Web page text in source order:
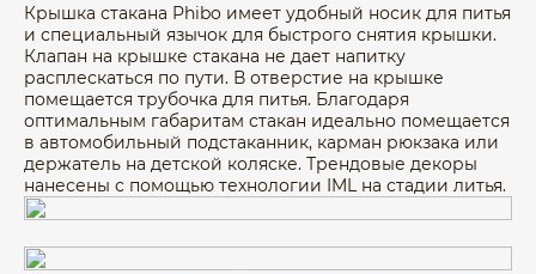
Крышка стакана Phibo имеет удобный носик для питья
и специальный язычок для быстрого снятия крышки.
Клапан на крышке стакана не дает напитку
расплескаться по пути. В отверстие на крышке
помещается трубочка для питья. Благодаря
оптимальным габаритам стакан идеально помещается
в автомобильный подстаканник, карман рюкзака или
держатель на детской коляске. Трендовые декоры
нанесены с помощью технологии IML на стадии литья.